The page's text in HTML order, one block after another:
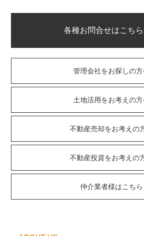
各種お問合せはこち
管理会社をお探しの
土地活用をお考えの
不動産売却をお考えの
不動産投資をお考えの
仲介業者様はこちら